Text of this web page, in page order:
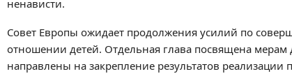
ненависти.
Совет Европы ожидает продолжения усилий по
отношении детей. Отдельная глава посвящена мерам
направлены на закрепление результатов